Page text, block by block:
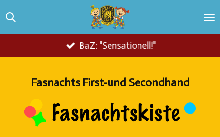
Zum
Hauptinhalt
BaZ: "Sensationell!"
Fasnachts First-und Secondhand